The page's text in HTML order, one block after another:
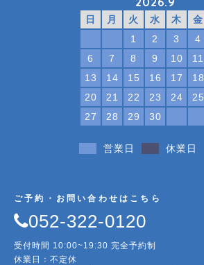
日 月 火 水 木 金
1
2 3 4
6
7 8 9 10 11
13
14 15 16 17 18
20
21 22 23 24 25
27
28 29 30
営業日 休業日
ご予約・お問い合わせはこちら
052-322-0120
受付時間 10:00~19:30 完全予約制
休業日：不定休